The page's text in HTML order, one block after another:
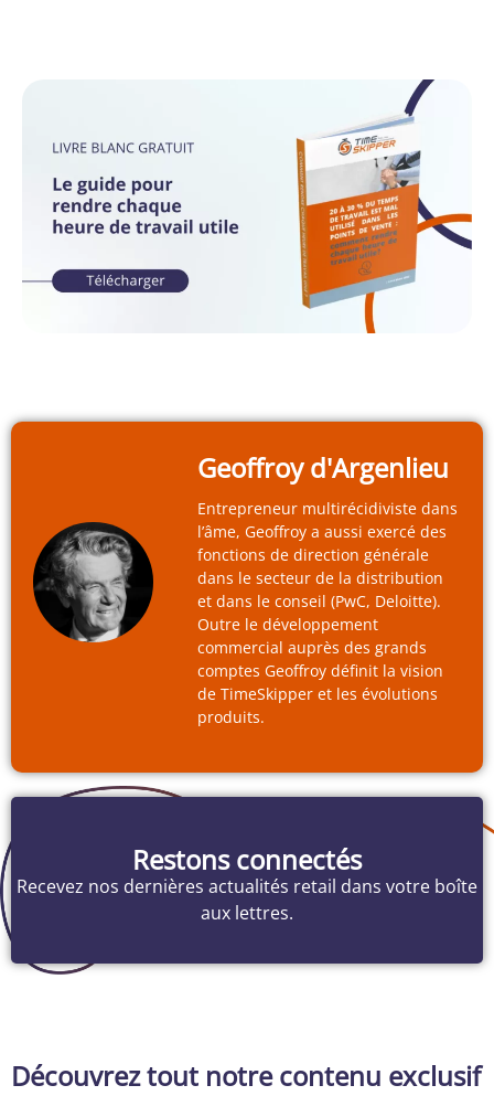
Geoffroy d'Argenlieu
Entrepreneur multirécidiviste dans
l’âme, Geoffroy a aussi exercé des
fonctions de direction générale
dans le secteur de la distribution
et dans le conseil (PwC, Deloitte).
Outre le développement
commercial auprès des grands
comptes Geoffroy définit la vision
de TimeSkipper et les évolutions
produits.
Restons connectés
Recevez nos dernières actualités retail dans votre boîte
aux lettres.
Découvrez tout notre contenu exclusif